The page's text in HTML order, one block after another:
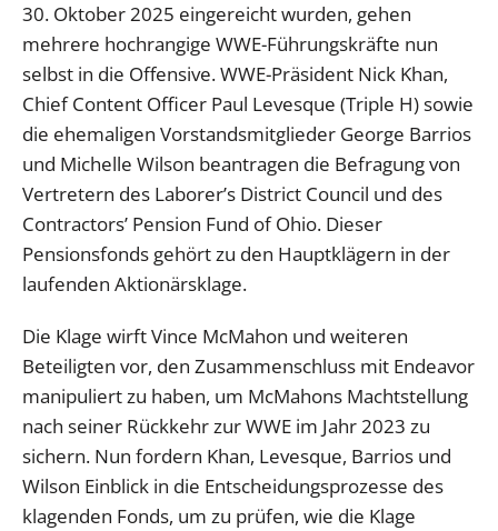
30. Oktober 2025 eingereicht wurden, gehen
mehrere hochrangige WWE-Führungskräfte nun
selbst in die Offensive. WWE-Präsident Nick Khan,
Chief Content Officer Paul Levesque (Triple H) sowie
die ehemaligen Vorstandsmitglieder George Barrios
und Michelle Wilson beantragen die Befragung von
Vertretern des Laborer’s District Council und des
Contractors’ Pension Fund of Ohio. Dieser
Pensionsfonds gehört zu den Hauptklägern in der
laufenden Aktionärsklage.
Die Klage wirft Vince McMahon und weiteren
Beteiligten vor, den Zusammenschluss mit Endeavor
manipuliert zu haben, um McMahons Machtstellung
nach seiner Rückkehr zur WWE im Jahr 2023 zu
sichern. Nun fordern Khan, Levesque, Barrios und
Wilson Einblick in die Entscheidungsprozesse des
klagenden Fonds, um zu prüfen, wie die Klage